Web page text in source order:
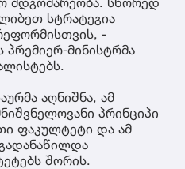
სტრატეგია
-
პრემიერ-მინისტრმა
აღნიშნა, ამ
პრინციპი
ფაკულტეტი და ამ
შორის.